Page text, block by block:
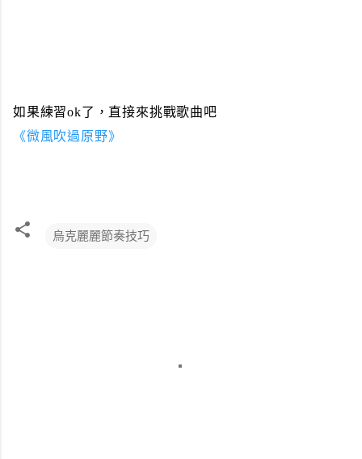
如果練習ok了，直接來挑戰歌曲吧
《微風吹過原野》
烏克麗麗節奏技巧